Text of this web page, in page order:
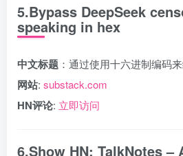
5.Bypass DeepSeek
speaking in hex
中文标题 ：通过使用十六进制编码
网站: substack.com
HN评论: 立即访问
6.Show HN: TalkNotes